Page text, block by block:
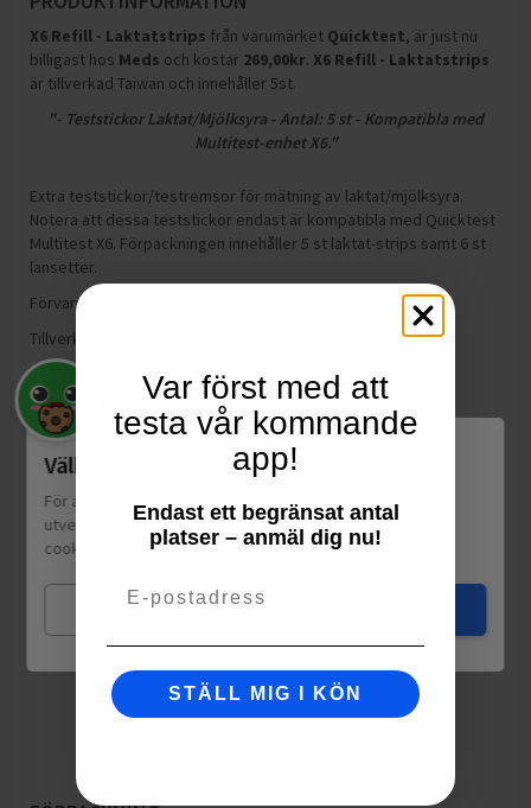
X6 Refill - Laktatstrips från varumärket Quicktest, är just nu
billigast hos Meds och kostar 269,00kr. X6 Refill - Laktatstrips
är tillverkad Taiwan och innehåller 5st.
"- Teststickor Laktat/Mjölksyra - Antal: 5 st - Kompatibla med
Multitest-enhet X6."
Extra teststickor/testremsor för mätning av laktat/mjölksyra.
Notera att dessa teststickor endast är kompatibla med Quicktest
Multitest X6. Förpackningen innehåller 5 st laktat-strips samt 6 st
lansetter.
Förvaring:
Tillverkning:
Välkommen till Matspar.se
För att leverera en personlig upplevelse, mäta sajtens
utveckling och ha sociala medier-koppling använder vi
cookies.
Läs mer
Mina val
Var först med att
testa vår kommande
app!
Endast ett begränsat antal
platser – anmäl dig nu!
STÄLL MIG I KÖN